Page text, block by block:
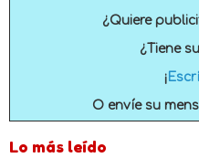
¿Quiere
¿Tiene
¡
O envíe su
Lo más leído